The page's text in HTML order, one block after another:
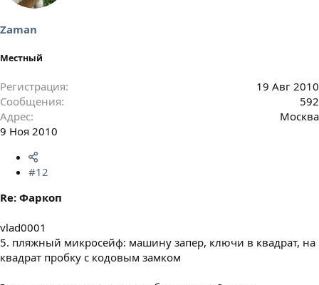
Zaman
Местный
Регистрация
19 Авг 2010
Сообщения
592
Адрес
Москва
9 Ноя 2010
#12
Re: Фаркоп
vlad0001
5. пляжный микросейф: машину запер, ключи в квадрат, на
квадрат пробку с кодовым замком